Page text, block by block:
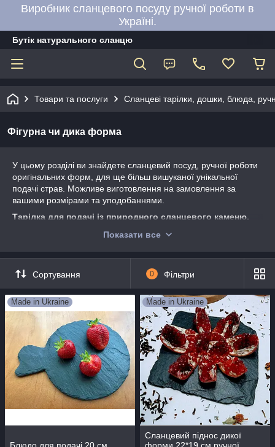
Виробник сланцевого посуду ручної роботи в
Україні.
Бутік натурального сланцю
Товари та послуги Сланцеві тарілки, дошки, блюда,
Фігурна чи дика форма
У цьому розділі ви знайдете сланцевий посуд, ручної роботи
оригінальних форм, для ще більш вишуканої унікальної
подачі страв. Можливе виготовлення на замовлення за
вашими розмірами та уподобаннями.
Тарілка для подачі із природного сланцевого каменю.
екологічність та безпека
унікальна фактурна поверхня
Показати все
Сортування 0 Фільтри
Made in Ukraine Made in Ukraine
Сланцевий піднос дикої